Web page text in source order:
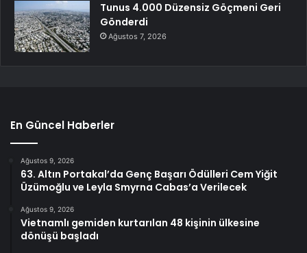
Tunus 4.000 Düzensiz Göçmeni Geri
Gönderdi
Ağustos 7, 2026
En Güncel Haberler
Ağustos 9, 2026
63. Altın Portakal’da Genç Başarı Ödülleri Cem Yiğit
Üzümoğlu ve Leyla Smyrna Cabas’a Verilecek
Ağustos 9, 2026
Vietnamlı gemiden kurtarılan 48 kişinin ülkesine
dönüşü başladı